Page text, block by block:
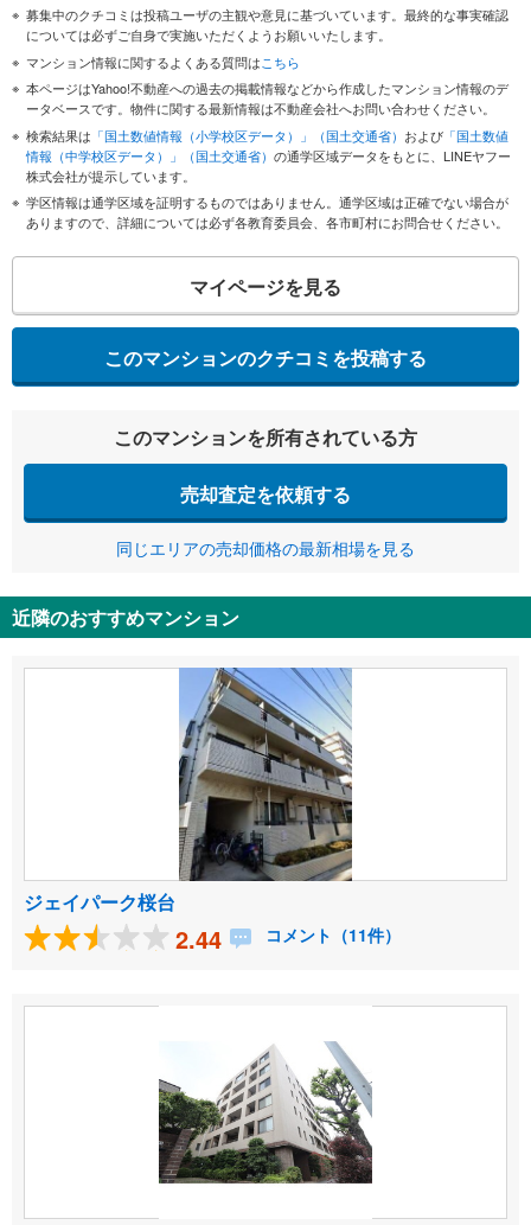
募集中のクチコミは投稿ユーザの主観や意見に基づいています。最終的な事実確認
については必ずご自身で実施いただくようお願いいたします。
マンション情報に関するよくある質問はこちら
本ページはYahoo!不動産への過去の掲載情報などから作成したマンション情報のデ
ータベースです。物件に関する最新情報は不動産会社へお問い合わせください。
検索結果は 「国土数値情報（小学校区データ）」（国土交通省） および 「国土数値
情報（中学校区データ）」（国土交通省） の通学区域データをもとに、LINEヤフー
株式会社が提示しています。
学区情報は通学区域を証明するものではありません。通学区域は正確でない場合が
ありますので、詳細については必ず各教育委員会、各市町村にお問合せください。
マイページを見る
このマンションのクチコミを投稿する
このマンションを所有されている方
売却査定を依頼する
同じエリアの売却価格の最新相場を見る
近隣のおすすめマンション
ジェイパーク桜台
2.44 コメント（11件）